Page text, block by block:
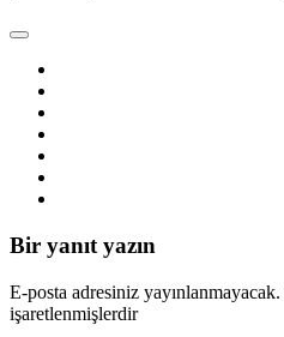
Bir yanıt yazın
E-posta adresiniz yayınlanmayacak.
işaretlenmişlerdir